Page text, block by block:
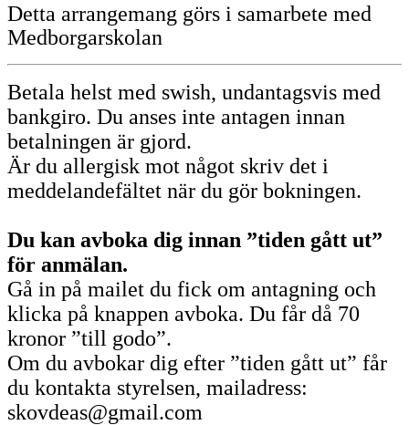
Detta arrangemang görs i samarbete med
Medborgarskolan
Betala helst med swish, undantagsvis med
bankgiro. Du anses inte antagen innan
betalningen är gjord.
Är du allergisk mot något skriv det i
meddelandefältet när du gör bokningen.
Du kan avboka dig innan ”tiden gått ut”
för anmälan.
Gå in på mailet du fick om antagning och
klicka på knappen avboka. Du får då 70
kronor ”till godo”.
Om du avbokar dig efter ”tiden gått ut” får
du kontakta styrelsen, mailadress:
skovdeas@gmail.com